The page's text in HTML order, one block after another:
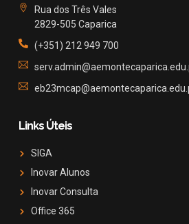
Rua dos Três Vales
2829-505 Caparica
(+351) 212 949 700
Links Úteis
SIGA
Inovar Alunos
Inovar Consulta
Office 365